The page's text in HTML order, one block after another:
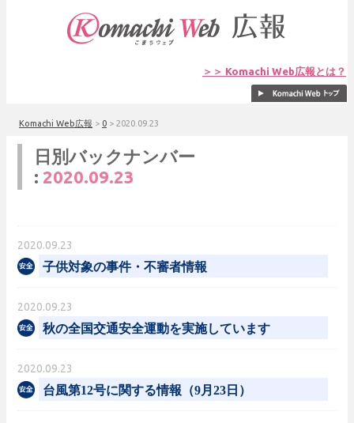
＞＞ Komachi Web広報とは？
Komachi Web広報 > 0 > 2020.09.23
日別バックナンバー
: 2020.09.23
2020.09.23
子供対象の事件・不審者情報
2020.09.23
秋の全国交通安全運動を実施しています
2020.09.23
台風第12号に関する情報（9月23日）